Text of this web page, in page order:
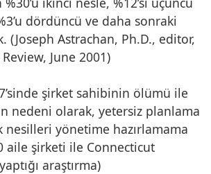
dördüncü ve daha sonraki
(Joseph Astrachan, Ph.D., editor,
June 2001)
şirket sahibinin ölümü ile
nedeni olarak, yetersiz planlama
nesilleri yönetime hazırlamama
aile şirketi ile Connecticut
araştırma)